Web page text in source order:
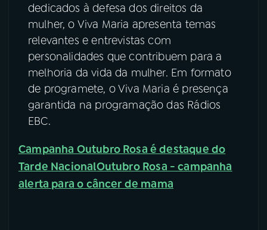
dedicados à defesa dos direitos da
mulher, o Viva Maria apresenta temas
relevantes e entrevistas com
personalidades que contribuem para a
melhoria da vida da mulher. Em formato
de programete, o Viva Maria é presença
garantida na programação das Rádios
EBC.
Campanha Outubro Rosa é destaque do
Tarde NacionalOutubro Rosa - campanha
alerta para o câncer de mama